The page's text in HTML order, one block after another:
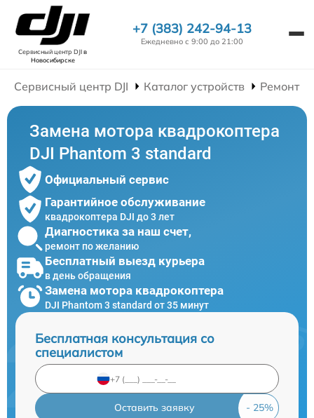
Сервисный центр DJIв
Новосибирске
+7 (383) 242-94-13
Ежедневно с 9:00 до 21:00
Сервисный центр DJI Каталог устройств Ремонт
Замена мотора квадрокоптера
DJI Phantom 3 standard
Официальный сервис
Гарантийное обслуживание
квадрокоптера DJI до 3 лет
Диагностика за наш счет,
ремонт по желанию
Бесплатный выезд курьера
в день обращения
Замена мотора квадрокоптера
DJI Phantom 3 standard от 35 минут
Бесплатная консультация со
специалистом
Оставить заявку